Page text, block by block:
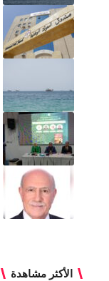
الأكثر مشاهدة